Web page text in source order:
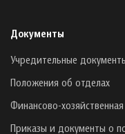
Документы
Учредительные
Положения об отделах
Финансово-
Приказы и документы о